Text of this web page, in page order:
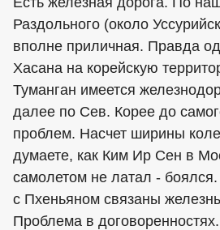
Раздольного (около
вполне приличная. Правда
Хасана на корейскую
Туманган имеется
далее по Сев. Корее до
проблем. Насчет ширины
думаете, как Ким Ир Сен в
самолетом не латал -
с Пхеньяном связаны
Проблема в договоренностях.